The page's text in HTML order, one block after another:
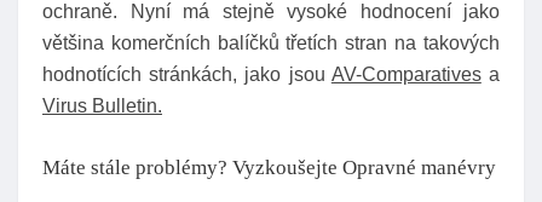
ochraně. Nyní má stejně vysoké hodnocení jako
většina komerčních balíčků třetích stran na takových
hodnotících stránkách, jako jsou AV-Comparativesa
Virus Bulletin.
Máte stále problémy? Vyzkoušejte Opravné manévry